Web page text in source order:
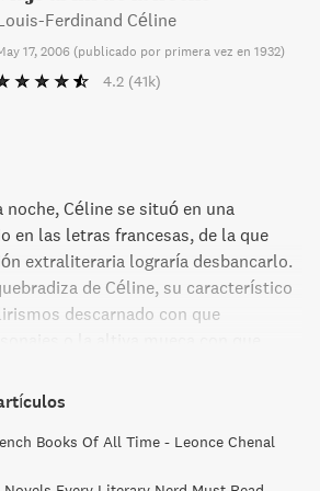
Ferdinand Céline
17, 2006 (publicado por primera vez en 1932)
4.2 (41k)
noche, Céline se situó en una
en las letras francesas, de la que
extraliteraria lograría desbancarlo.
de Céline, su característico
descarnado con que
con claves indispensables para
europea y latinoamericana actual.
el protagonista de esta historia, es un
y sabido es que nuestro tiempo
herido en la primera guerra mundial,
Books Of All Time - Leonce Chenal